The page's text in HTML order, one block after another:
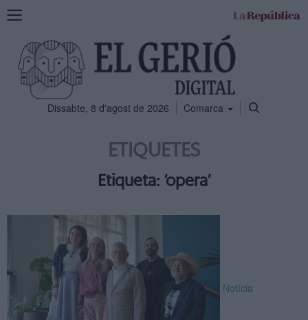
Mostra
navegació
Dissabte, 8 d'agost de 2026 Comarca
ETIQUETES
Etiqueta: ‘opera’
Notícia